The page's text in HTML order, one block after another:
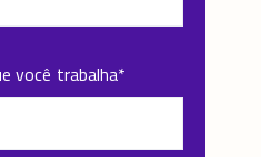
você trabalha*